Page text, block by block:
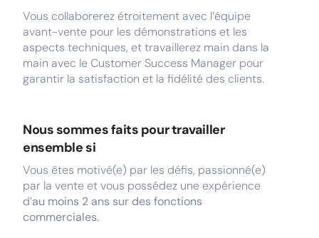
Vous collaborerez étroitement avec l’équipe
avant-vente pour les démonstrations et les
aspects techniques, et travaillerez main dans la
main avec le Customer Success Manager pour
garantir la satisfaction et la fidélité des clients.
Nous sommes faits pour travailler
ensemble si
Vous êtes motivé(e) par les défis, passionné(e)
par la vente et vous possédez une expérience
d’au moins 2 ans sur des fonctions
commerciales.